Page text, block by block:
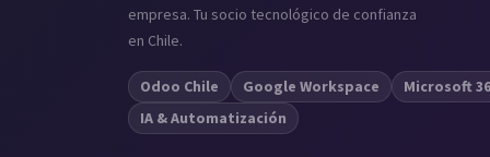
empresa. Tu socio tecnológico de confianza
en Chile.
Odoo Chile Google Workspace
Microsoft
IA & Automatización